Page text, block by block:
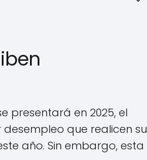
presentará en 2025, el
que realicen su
año. Sin embargo, esta